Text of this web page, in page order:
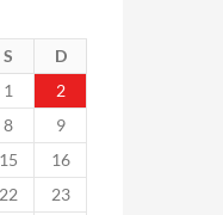
S
D
1
2
8
9
15
16
22
23